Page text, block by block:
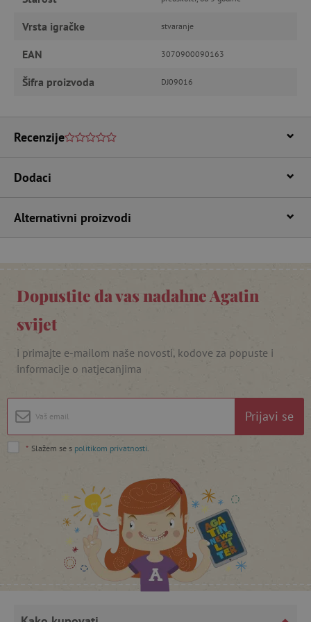
Vrsta igračke stvaranje
EAN 3070900090163
Šifra proizvoda DJ09016
Recenzije
Dodaci
Alternativni proizvodi
Dopustite da vas nadahne Agatin
svijet
i primajte e-mailom naše novosti, kodove za popuste i
informacije o natjecanjima
Prijavi se
* Slažem se s politikom privatnosti
Ime
featureFlagIdentifier www.agatinsvijet.hr
_lb_ccc .agatinsvijet.hr
product_filter_remember www.agatinsvijet.hr
PHPSESSID
PHP.net
www.agatinsvijet.hr
Googleovu politiku privatnosti